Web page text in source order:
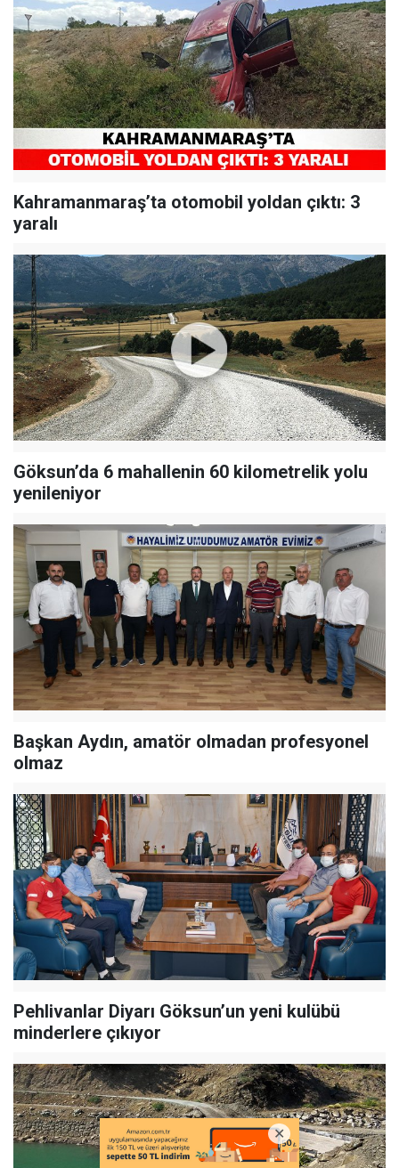
Kahramanmaraş’ta otomobil yoldan çıktı: 3
yaralı
Göksun’da 6 mahallenin 60 kilometrelik yolu
yenileniyor
Başkan Aydın, amatör olmadan profesyonel
olmaz
Pehlivanlar Diyarı Göksun’un yeni kulübü
minderlere çıkıyor